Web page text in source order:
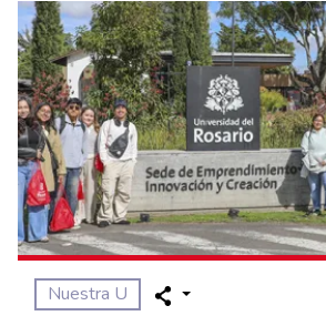
Nuestra U